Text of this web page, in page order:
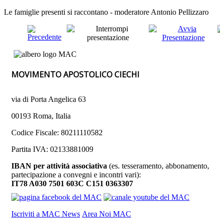
Le famiglie presenti si raccontano - moderatore Antonio Pellizzaro
MOVIMENTO APOSTOLICO CIECHI
via di Porta Angelica 63
00193 Roma, Italia
Codice Fiscale: 80211110582
Partita IVA: 02133881009
IBAN per attività associativa (es. tesseramento, abbonamento,
partecipazione a convegni e incontri vari):
IT78 A030 7501 603C C151 0363307
Iscriviti a MAC News Area Noi MAC